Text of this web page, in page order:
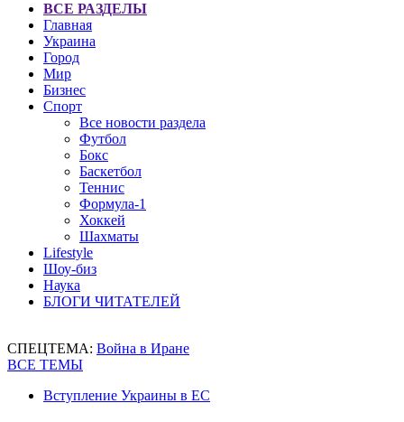
ВСЕ РАЗДЕЛЫ
Главная
Украина
Город
Мир
Бизнес
Спорт
Все новости раздела
Футбол
Бокс
Баскетбол
Теннис
Формула-1
Хоккей
Шахматы
Lifestyle
Шоу-биз
Наука
БЛОГИ ЧИТАТЕЛЕЙ
СПЕЦТЕМА: Война в Иране
ВСЕ ТЕМЫ
Вступление Украины в ЕС